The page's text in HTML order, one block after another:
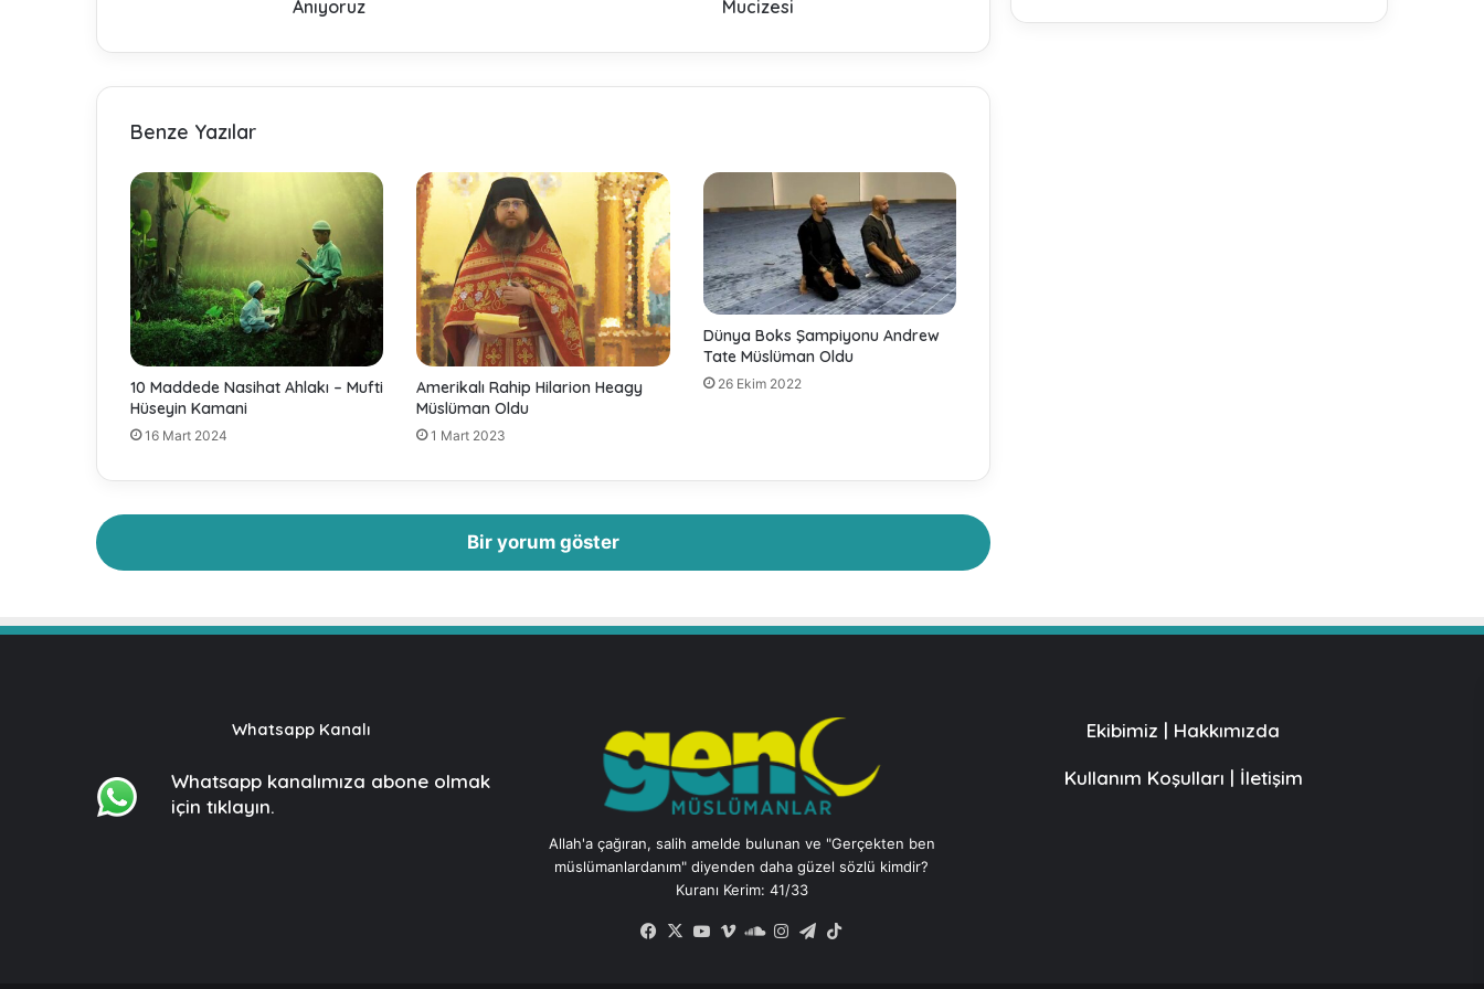
E
n
i
R
a
h
m
e
t
l
A
ı
r
Anıyoruz
S
o
e
t
i
:
K
r
c
i
i
Mucizesi
Benze Yazılar
10 Maddede Nasihat Ahlakı – Mufti
Hüseyin Kamani
16 Mart 2024
Amerikalı Rahip Hilarion Heagy
Müslüman Oldu
1 Mart 2023
Dünya Boks Şampiyonu Andrew
Tate Müslüman Oldu
26 Ekim 2022
Bir yorum göster
Whatsapp Kanalı
Whatsapp kanalımıza abone olmak
için tıklayın.
Allah'a çağıran, salih amelde bulunan ve "Gerçekten ben
müslümanlardanım" diyenden daha güzel sözlü kimdir?
Kuranı Kerim: 41/33
Facebook
X YouTube
VimeoSoundCloud
Instagram
Telegram
Ekibimiz | Hakkımızda
Kullanım Koşulları | İletişim